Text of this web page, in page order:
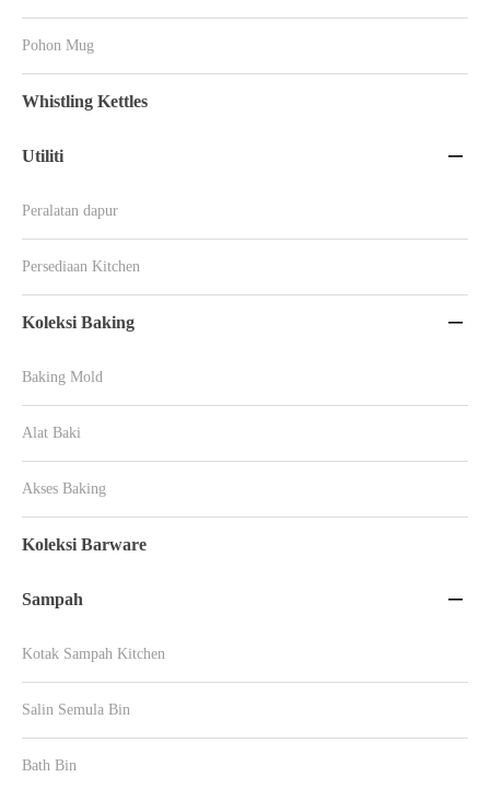
Pohon Mug
Whistling Kettles
Utiliti 
Peralatan dapur
Persediaan Kitchen
Koleksi Baking 
Baking Mold
Alat Baki
Akses Baking
Koleksi Barware
Sampah 
Kotak Sampah Kitchen
Salin Semula Bin
Bath Bin